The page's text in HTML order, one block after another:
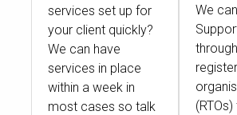
services set up for
your client quickly?
We can have
services in place
within a week in
most cases so talk
We